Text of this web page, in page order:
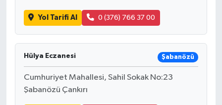
Yol Tarifi Al 0 (376) 766 37 00
Hülya Eczanesi Şabanözü
Cumhuriyet Mahallesi, Sahil Sokak No:23
Şabanözü Çankırı